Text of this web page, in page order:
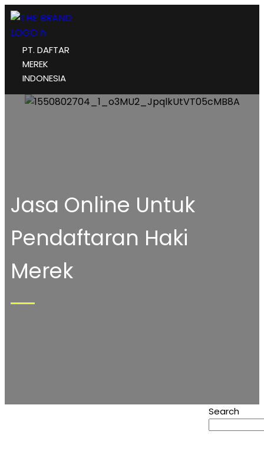
PT. DAFTAR
MEREK
INDONESIA
Jasa Online Untuk
Pendaftaran Haki
Merek
Search